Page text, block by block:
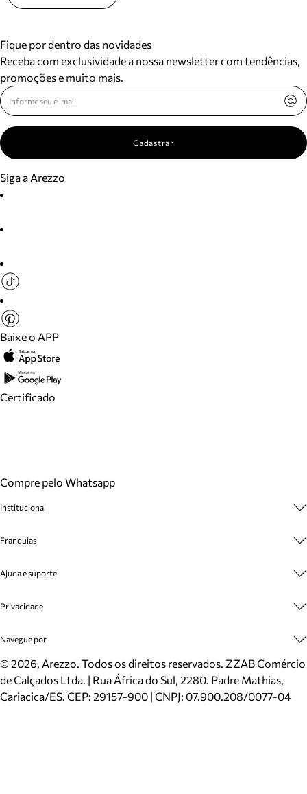
Fique por dentro das novidades
Receba com exclusividade a nossa newsletter com tendências,
promoções e muito mais.
Cadastrar
Siga a Arezzo
Baixe o APP
Certificado
Compre pelo Whatsapp
Institucional
Cashback
Venda Corporativa
Mapa do Site
Inverno
Mundo Arezzo
Franquias
Plano de Negócio
Ajuda e suporte
Cadastro
Meus Pedidos
Trocas e Devoluções
Cartão Presente
Localizador de lojas
Privacidade
Politica e Privacidade
Navegue por
Sapatos
Bolsas
Scarpins
©2026, Arezzo. Todos os direitos reservados. ZZAB Comércio
de Calçados Ltda. | Rua África do Sul, 2280. Padre Mathias,
Cariacica/ES. CEP: 29157-900 | CNPJ: 07.900.208/0077-04